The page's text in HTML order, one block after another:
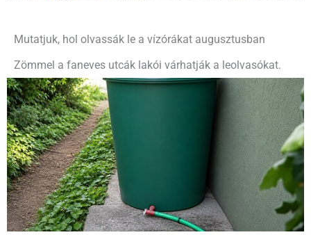
Mutatjuk, hol olvassák le a vízórákat augusztusban
Zömmel a faneves utcák lakói várhatják a leolvasókat.